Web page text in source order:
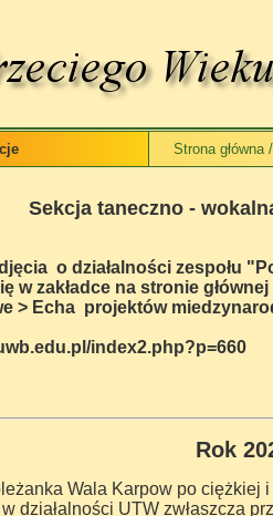
Strona główna/
Sekcja taneczno -
o działalności zespołu
w zakładce na stronie
> Echa projektów
index2.php?p=660
Rok
Wala Karpow po ciężkiej
działalności UTW zwłaszcza